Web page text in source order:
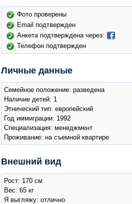
Фото проверены
Email подтвержден
Анкета подтверждена через:
Телефон подтвержден
Личные данные
Семейное положение: разведена
Наличие детей: 1
Этнический тип: европейский
Год иммиграции: 1992
Специализация: менеджмент
Проживание: на съемной квартире
Внешний вид
Рост: 170 см
Вес: 65 кг
Я выгляжу: отлично